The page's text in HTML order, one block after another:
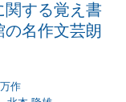
関する覚え書
の名作文芸朗
作